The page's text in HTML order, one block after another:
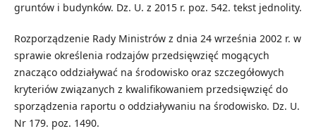
gruntów i budynków. Dz. U. z 2015 r. poz. 542. tekst jednolity.
Rozporządzenie Rady Ministrów z dnia 24 września 2002 r. w
sprawie określenia rodzajów przedsięwzięć mogących
znacząco oddziaływać na środowisko oraz szczegółowych
kryteriów związanych z kwalifikowaniem przedsięwzięć do
sporządzenia raportu o oddziaływaniu na środowisko. Dz. U.
Nr 179. poz. 1490.